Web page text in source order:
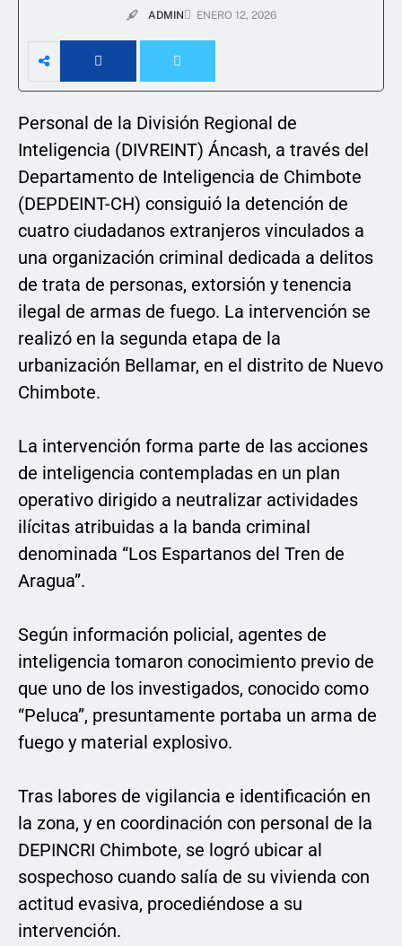
ADMIN ENERO 12, 2026
Personal de la División Regional de
Inteligencia (DIVREINT) Áncash, a través del
Departamento de Inteligencia de Chimbote
(DEPDEINT-CH) consiguió la detención de
cuatro ciudadanos extranjeros vinculados a
una organización criminal dedicada a delitos
de trata de personas, extorsión y tenencia
ilegal de armas de fuego. La intervención se
realizó en la segunda etapa de la
urbanización Bellamar, en el distrito de Nuevo
Chimbote.
La intervención forma parte de las acciones
de inteligencia contempladas en un plan
operativo dirigido a neutralizar actividades
ilícitas atribuidas a la banda criminal
denominada “Los Espartanos del Tren de
Aragua”.
Según información policial, agentes de
inteligencia tomaron conocimiento previo de
que uno de los investigados, conocido como
“Peluca”, presuntamente portaba un arma de
fuego y material explosivo.
Tras labores de vigilancia e identificación en
la zona, y en coordinación con personal de la
DEPINCRI Chimbote, se logró ubicar al
sospechoso cuando salía de su vivienda con
actitud evasiva, procediéndose a su
intervención.